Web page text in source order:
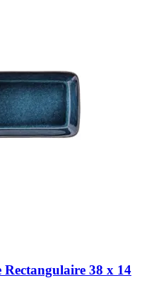
Rectangulaire 38 x 14